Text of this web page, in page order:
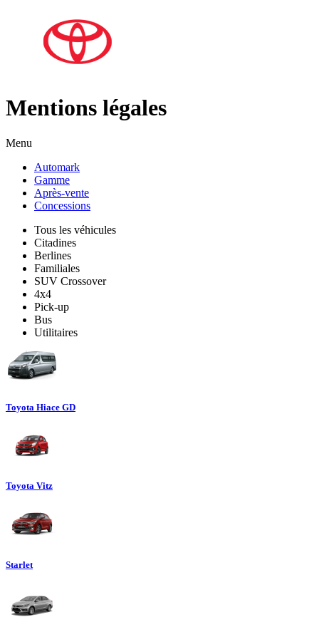
Mentions légales
Menu
Automark
Gamme
Après-vente
Concessions
Tous les véhicules
Citadines
Berlines
Familiales
SUV Crossover
4x4
Pick-up
Bus
Utilitaires
Toyota Hiace GD
Toyota Vitz
Starlet